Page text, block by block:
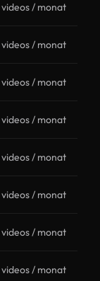
videos / monat
videos / monat
videos / monat
videos / monat
videos / monat
videos / monat
videos / monat
videos / monat